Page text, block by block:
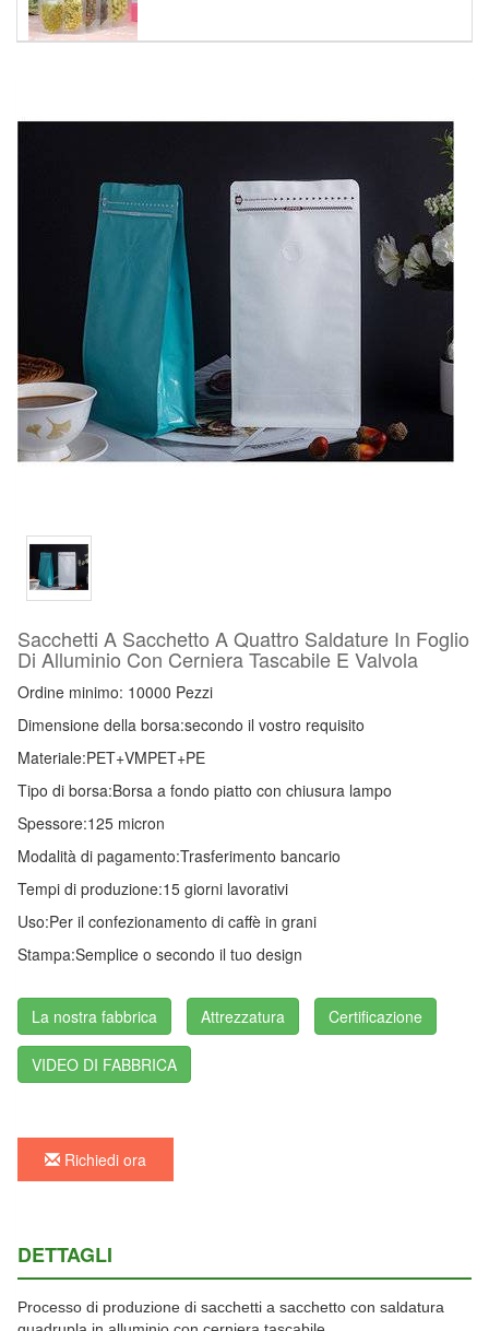
Sacchetti A Sacchetto A Quattro Saldature In Foglio
Di Alluminio Con Cerniera Tascabile E Valvola
Ordine minimo: 10000 Pezzi
Dimensione della borsa:secondo il vostro requisito
Materiale:PET+VMPET+PE
Tipo di borsa:Borsa a fondo piatto con chiusura lampo
Spessore:125 micron
Modalità di pagamento:Trasferimento bancario
Tempi di produzione:15 giorni lavorativi
Uso:Per il confezionamento di caffè in grani
Stampa:Semplice o secondo il tuo design
La nostra fabbrica Attrezzatura Certificazione
VIDEO DI FABBRICA
Richiedi ora
DETTAGLI
Processo di produzione di sacchetti a sacchetto con saldatura